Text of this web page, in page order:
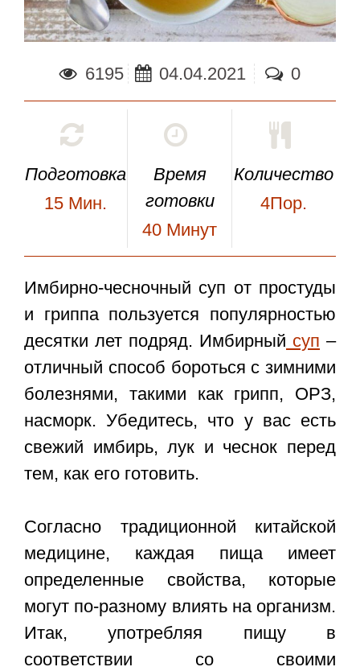
6195 04.04.2021 0
Подготовка
15 Мин.
Время
готовки
40 Минут
Количество
4Пор.
Имбирно-чесночный суп от простуды
и гриппапользуется популярностью
десятки лет подряд. Имбирный суп –
отличный способ бороться с зимними
болезнями, такими как грипп, ОРЗ,
насморк. Убедитесь, что у вас есть
свежий имбирь, лук и чеснок перед
тем, как его готовить.
Согласно традиционной китайской
медицине, каждая пища имеет
определенные свойства, которые
могут по-разному влиять на организм.
Итак, употребляя пищу в
соответствии со своими